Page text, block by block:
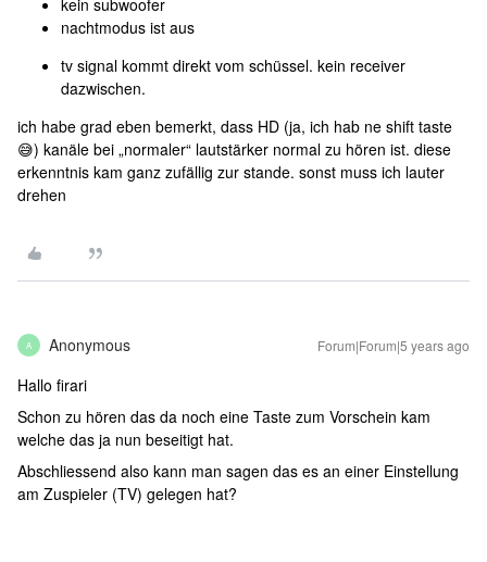
kein subwoofer
nachtmodus ist aus
tv signal kommt direkt vom schüssel. kein receiver
dazwischen.
ich habe grad eben bemerkt, dass HD (ja, ich hab ne shift taste
😅) kanäle bei „normaler“ lautstärker normal zu hören ist. diese
erkenntnis kam ganz zufällig zur stande. sonst muss ich lauter
drehen
A Anonymous Forum|Forum|5 years ago
Hallo firari
Schon zu hören das da noch eine Taste zum Vorschein kam
welche das ja nun beseitigt hat.
Abschliessend also kann man sagen das es an einer Einstellung
am Zuspieler (TV) gelegen hat?